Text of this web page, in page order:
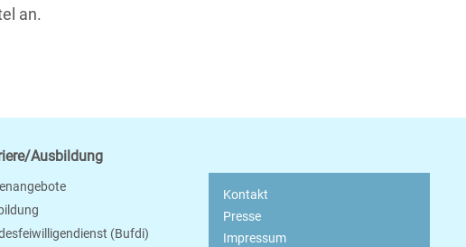
an.
Ausbildung
(Bufdi)
Kontakt
Presse
Impressum